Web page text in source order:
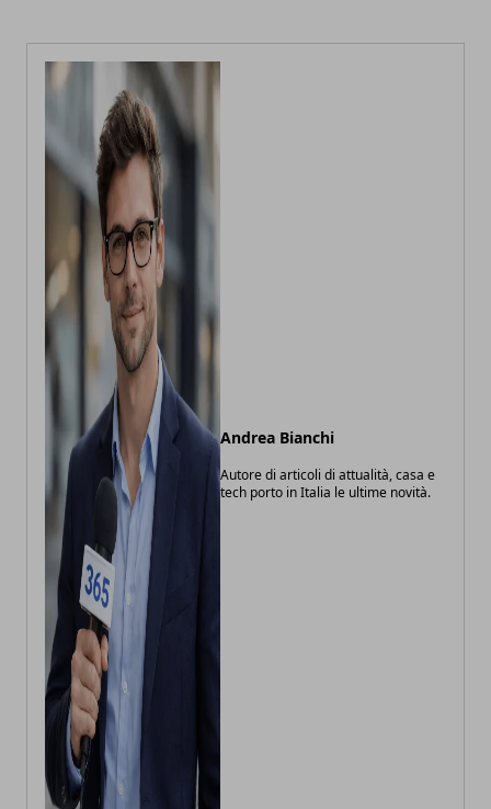
Andrea Bianchi
Autore di articoli di attualità, casa e
tech porto in Italia le ultime novità.